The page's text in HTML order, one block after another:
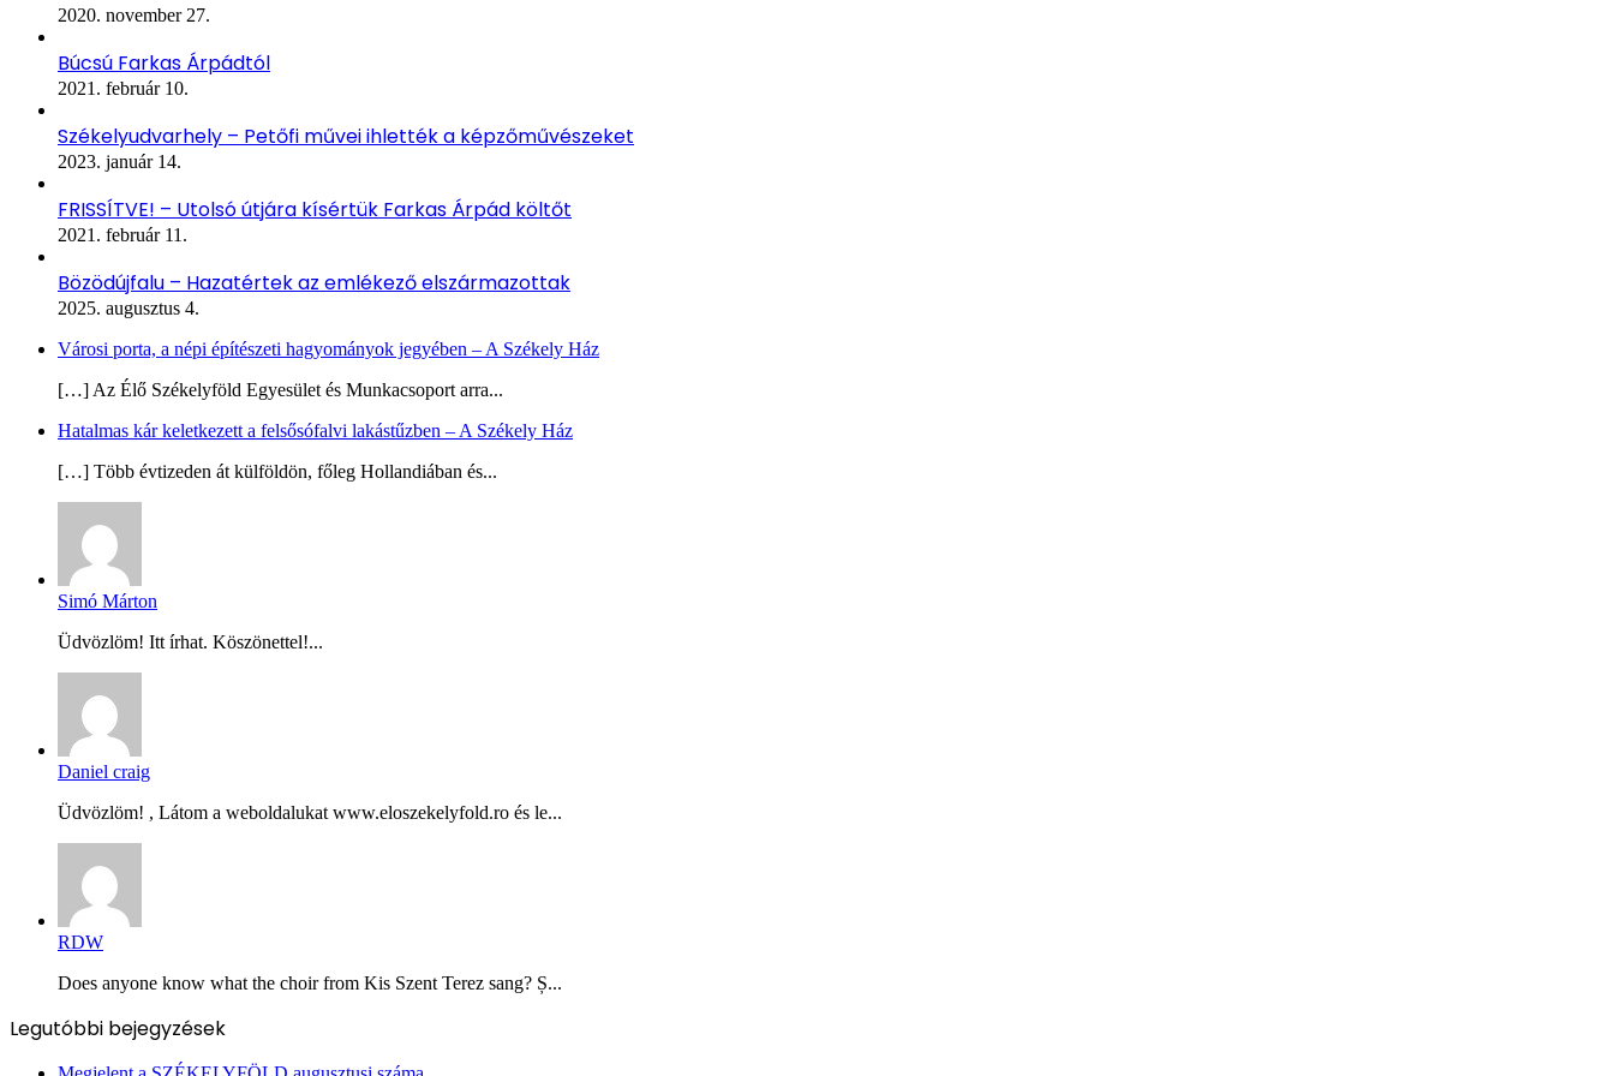
2020. november 27.
Búcsú Farkas Árpádtól
2021. február 10.
Székelyudvarhely – Petőfi művei ihlették a képzőművészeket
2023. január 14.
FRISSÍTVE! – Utolsó útjára kísértük Farkas Árpád költőt
2021. február 11.
Bözödújfalu – Hazatértek az emlékező elszármazottak
2025. augusztus 4.
Városi porta, a népi építészeti hagyományok jegyében – A Székely Ház
[…] Az Élő Székelyföld Egyesület és Munkacsoport arra...
Hatalmas kár keletkezett a felsősófalvi lakástűzben – A Székely Ház
[…] Több évtizeden át külföldön, főleg Hollandiában és...
Simó Márton
Üdvözlöm! Itt írhat. Köszönettel!...
Daniel craig
Üdvözlöm! , Látom a weboldalukat www.eloszekelyfold.ro és le...
RDW
Does anyone know what the choir from Kis Szent Terez sang? Ș...
Legutóbbi bejegyzések